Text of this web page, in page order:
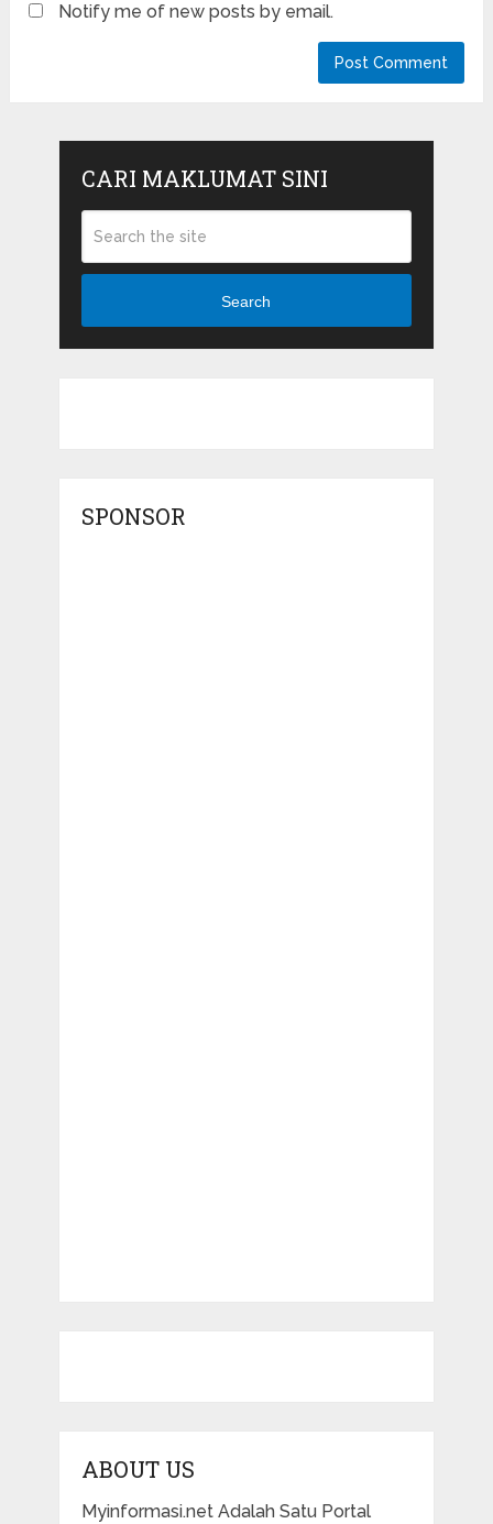
Notify me of new posts by email.
CARI MAKLUMAT SINI
Search
SPONSOR
ABOUT US
Myinformasi.net Adalah Satu Portal